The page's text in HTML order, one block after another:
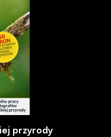
przyrody